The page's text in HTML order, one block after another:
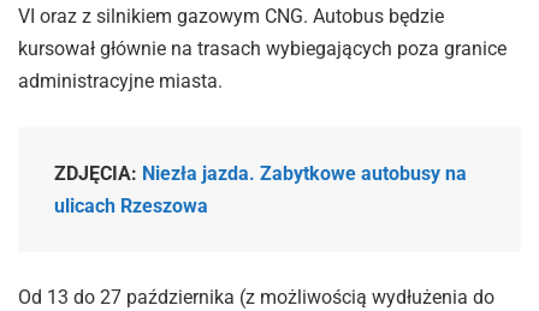
VI oraz z silnikiem gazowym CNG. Autobus będzie
kursował głównie na trasach wybiegających poza granice
administracyjne miasta.
ZDJĘCIA: Niezła jazda. Zabytkowe autobusy na
ulicach Rzeszowa
Od 13 do 27 października (z możliwością wydłużenia do